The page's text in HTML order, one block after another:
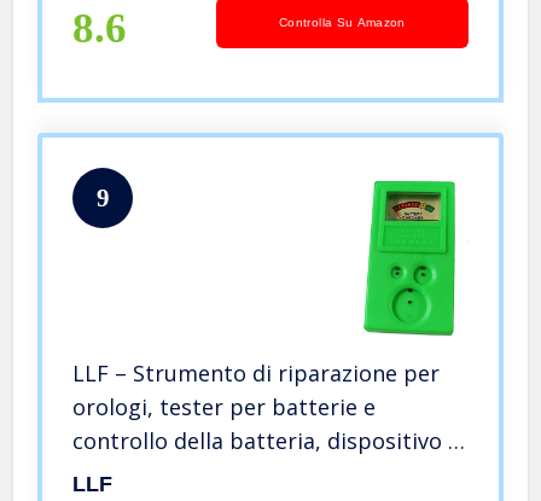
8.6 Controlla Su Amazon
9
LLF – Strumento di riparazione per
orologi, tester per batterie e
controllo della batteria, dispositivo di
misurazione
LLF